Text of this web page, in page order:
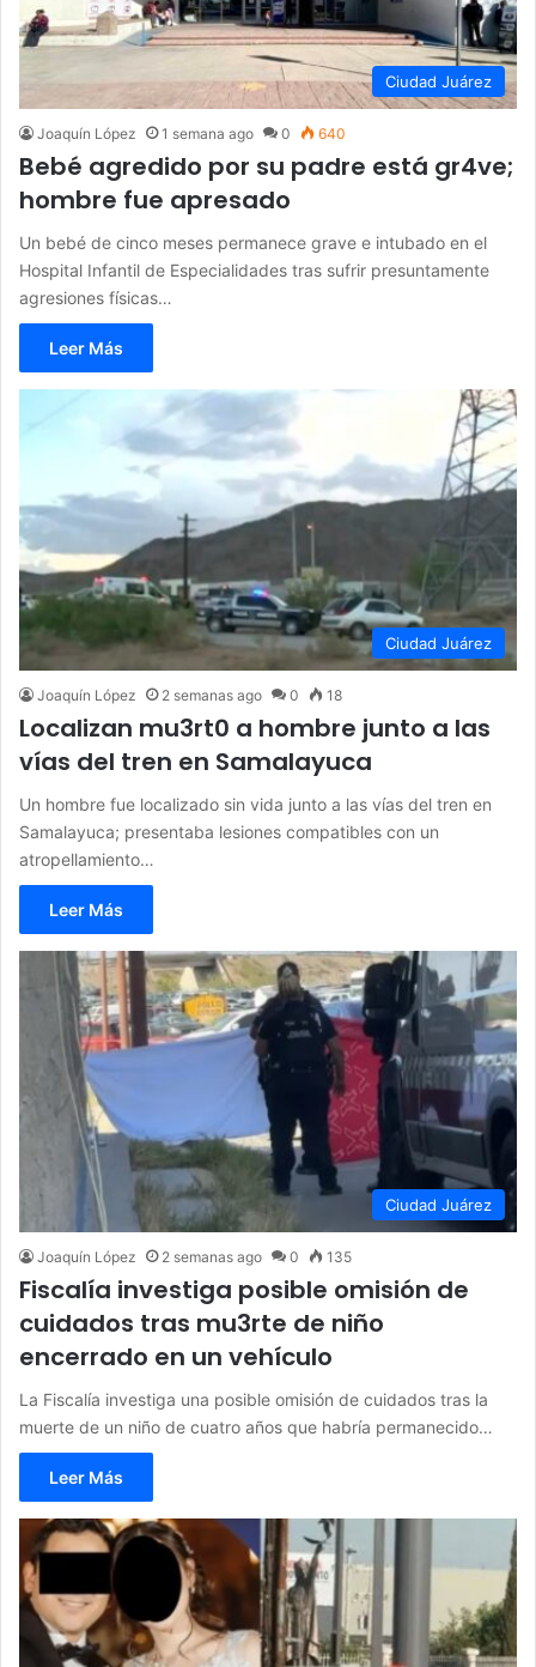
Ciudad Juárez
Joaquín López 1 semana ago 0 640
Bebé agredido por su padre está gr4ve;
hombre fue apresado
Un bebé de cinco meses permanece grave e intubado en el
Hospital Infantil de Especialidades tras sufrir presuntamente
agresiones físicas…
Leer Más
Ciudad Juárez
Joaquín López 2 semanas ago 0 18
Localizan mu3rt0 a hombre junto a las
vías del tren en Samalayuca
Un hombre fue localizado sin vida junto a las vías del tren en
Samalayuca; presentaba lesiones compatibles con un
atropellamiento…
Leer Más
Ciudad Juárez
Joaquín López 2 semanas ago 0 135
Fiscalía investiga posible omisión de
cuidados tras mu3rte de niño
encerrado en un vehículo
La Fiscalía investiga una posible omisión de cuidados tras la
muerte de un niño de cuatro años que habría permanecido…
Leer Más